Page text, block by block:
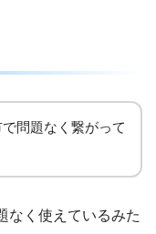
問題なく繋がって
なく使えているみた